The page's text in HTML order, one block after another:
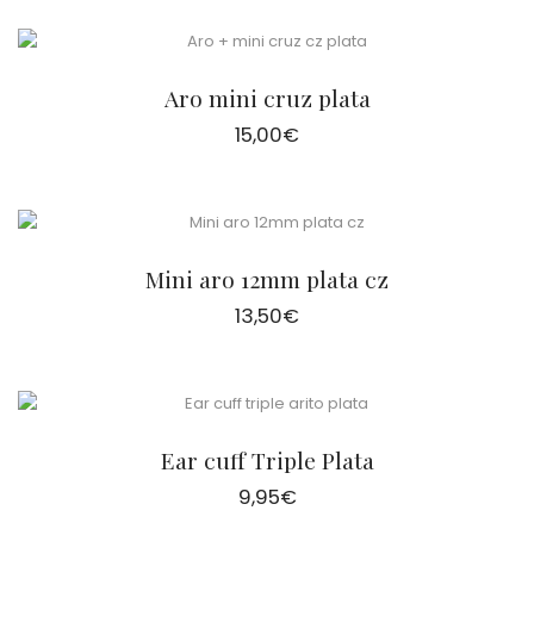
Aro mini cruz plata
15,00€
Mini aro 12mm plata cz
13,50€
Ear cuff Triple Plata
9,95€